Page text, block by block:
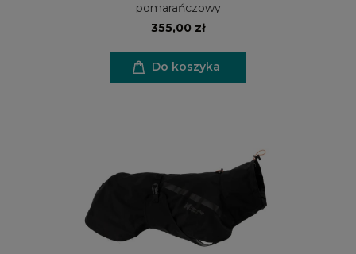
pomarańczowy
355,00 zł
Do koszyka